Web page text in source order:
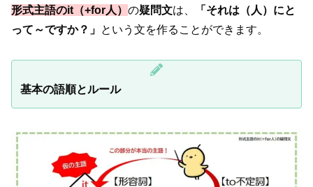
形式主語のit（+for人 ） の疑問文は、
「それは（人）にと
って～ですか？」 という文を作ることができます。
基本の語順とルール